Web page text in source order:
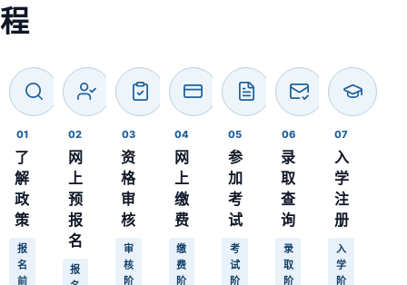
程
01
了
解
政
策
报
名
前
02
网
上
预
报
名
报
03
资
格
审
核
审
核
阶
04
网
上
缴
费
缴
费
阶
05
参
加
考
试
考
试
阶
06
录
取
查
询
录
取
阶
07
入
学
注
册
入
学
阶